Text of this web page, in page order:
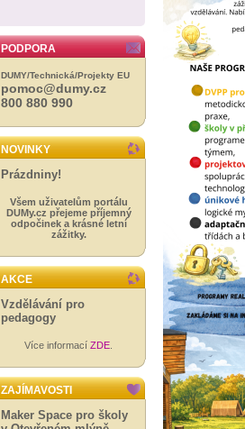
PODPORA
DUMY/Technická/Projekty EU
pomoc@dumy.cz
800 880 990
NOVINKY
Prázdniny!
Všem uživatelům portálu
DUMy.cz přejeme příjemný
odpočinek a krásné letní
zážitky.
AKCE
Vzdělávání pro
pedagogy
Více informací ZDE
ZAJÍMAVOSTI
Maker Space pro školy